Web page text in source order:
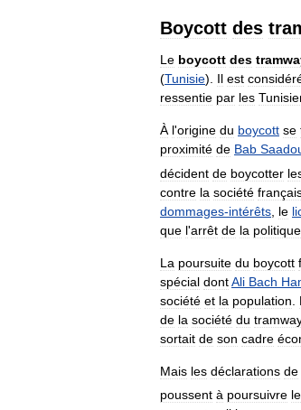
Boycott des
Le boycott des
(Tunisie). Il est
ressentie par les
À l'origine du boycott se
proximité de Bab
décident de boycotter
contre la société
dommages-intérêts le
que l'arrêt de la politique
La poursuite du boycott
spécial dontAli Bach
société et la population
de la société du
sortait de son cadre
Mais les déclarations de
poussent à poursuivre le